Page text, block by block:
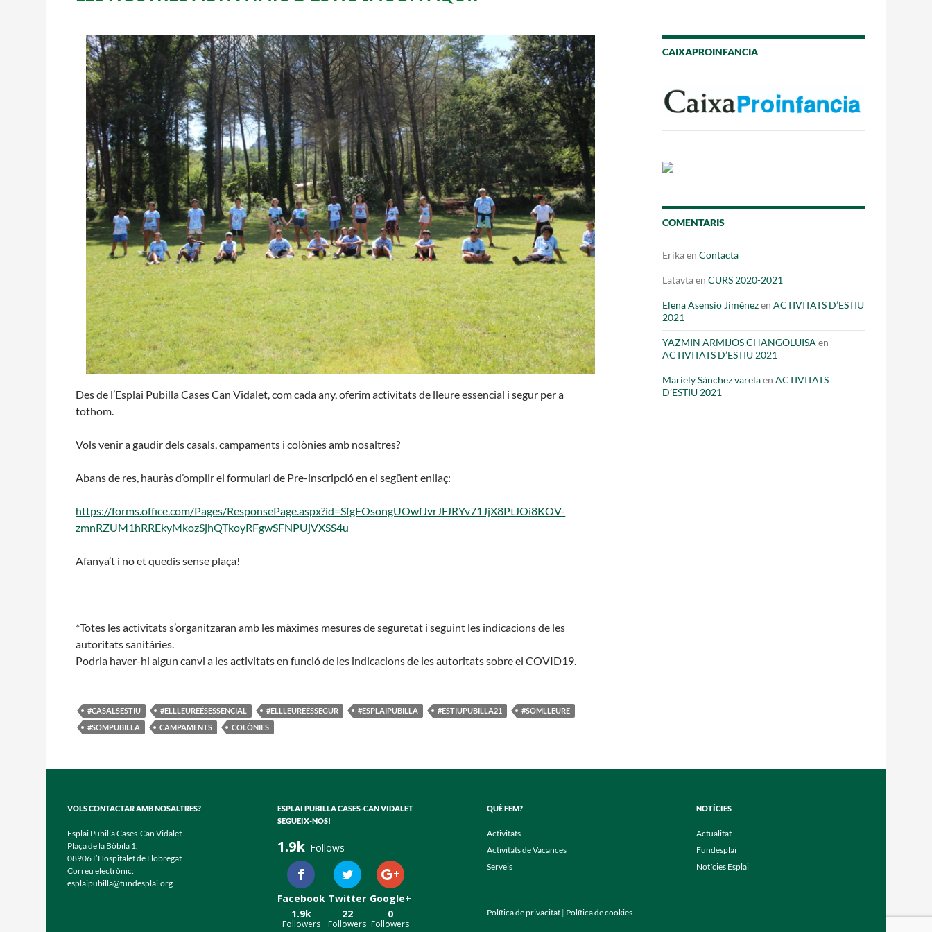
Des de l’Esplai Pubilla Cases Can Vidalet, com cada any, oferim activitats de lleure essencial i segur per a
tothom.
Vols venir a gaudir dels casals, campaments i colònies amb nosaltres?
Abans de res, hauràs d’omplir el formulari de Pre-inscripció en el següent enllaç:
https://forms.office.com/Pages/ResponsePage.aspx?id=SfgFOsongUOwfJvrJFJRYv71JjX8PtJOi8KOV-
zmnRZUM1hRREkyMkozSjhQTkoyRFgwSFNPUjVXSS4u
Afanya’t i no et quedis sense plaça!
*Totes les activitats s’organitzaran amb les màximes mesures de seguretat i seguint les indicacions de les
autoritats sanitàries.
Podria haver-hi algun canvi a les activitats en funció de les indicacions de les autoritats sobre el COVID19.
#CASALSESTIU #ELLLEUREÉSESSENCIAL #ELLLEUREÉSSEGUR #ESPLAIPUBILLA #ESTIUPUBILLA21
#SOMLLEURE
#SOMPUBILLA
CAMPAMENTS COLÒNIES
CAIXAPROINFANCIA
COMENTARIS
ErikaenContacta
LatavtaenCURS 2020-2021
Elena Asensio JiménezenACTIVITATS D’ESTIU
2021
YAZMIN ARMIJOS CHANGOLUISA en
ACTIVITATS D’ESTIU 2021
Mariely Sánchez varelaenACTIVITATS
D’ESTIU 2021
VOLS CONTACTAR AMB NOSALTRES?
Esplai Pubilla Cases-Can Vidalet
Plaça de la Bòbila 1.
08906 L’Hospitalet de Llobregat
Correu electrònic:
esplaipubilla@fundesplai.org
ESPLAI PUBILLA CASES-CAN VIDALET
SEGUEIX-NOS!
1.9k Follows
Facebook
1.9k
Followers
Twitter
22
Followers
Google+
0
Followers
QUÈ FEM?
Activitats
Activitats de Vacances
Serveis
NOTÍCIES
Actualitat
Fundesplai
Notícies Esplai
Política de privacitat| Política de cookies
Els comptes clars
Memòria d'activitats
Proposta educativa
Fundesplai als mitjans
Xarxes socials